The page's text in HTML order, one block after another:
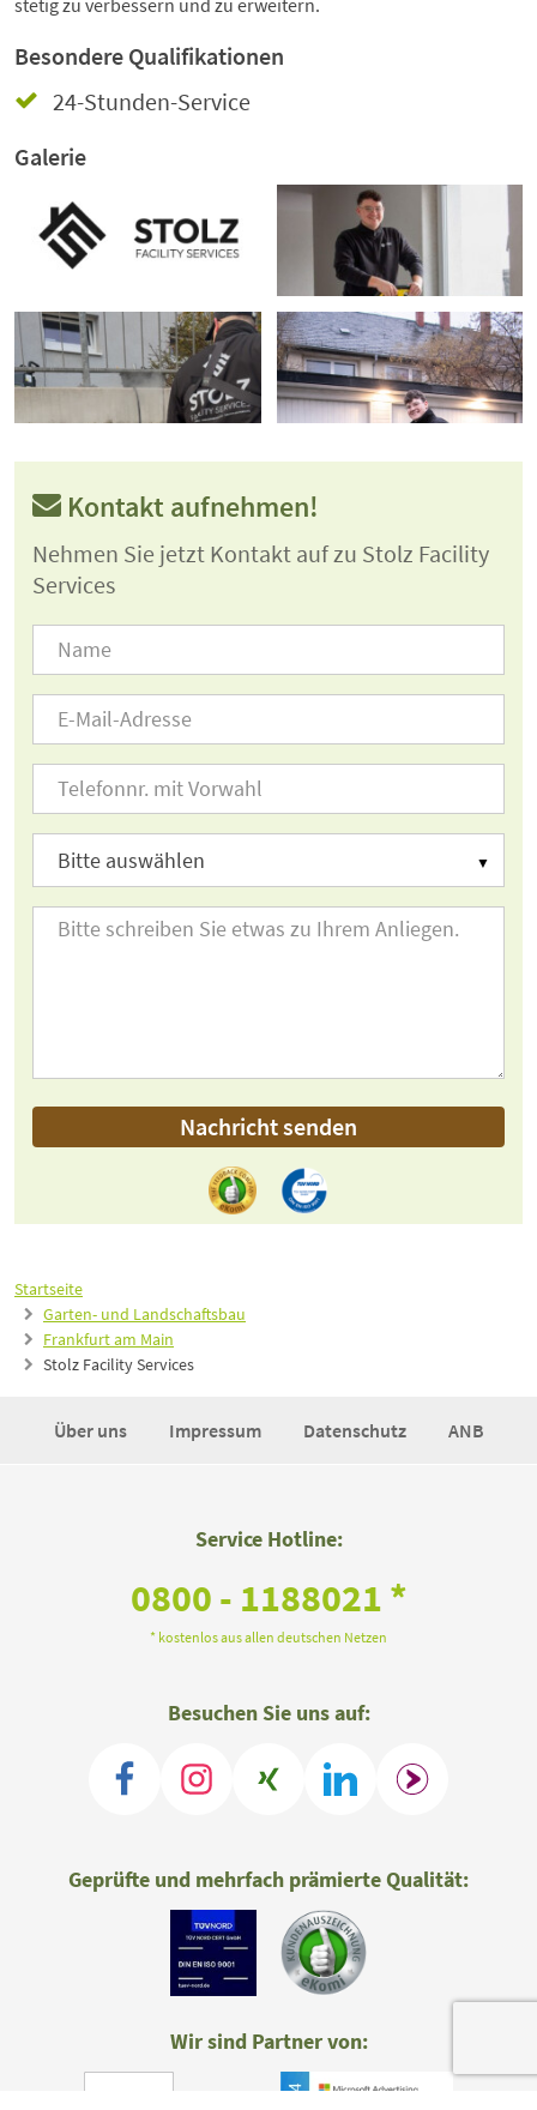
Startseite
Garten- und Landschaftsbau
Frankfurt am Main
Stolz Facility Services
stetig zu verbessern und zu erweitern.
Besondere Qualifikationen
24-Stunden-Service
Galerie
Kontakt aufnehmen!
Nehmen Sie jetzt Kontakt auf zu Stolz Facility
Services
Nachricht senden
Über uns Impressum Datenschutz ANB
Service Hotline:
0800 - 1188021 *
* kostenlos aus allen deutschen Netzen
Besuchen Sie uns auf:
Geprüfte und mehrfach prämierte Qualität:
Wir sind Partner von: